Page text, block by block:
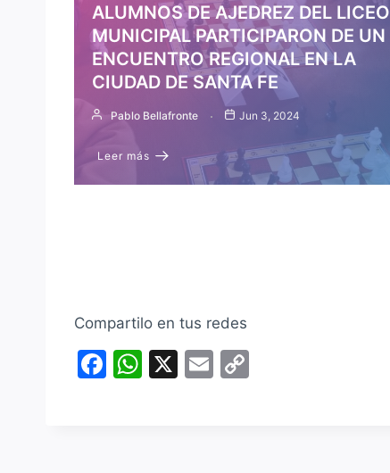
ALUMNOS DE AJEDREZ DEL LICEO
MUNICIPAL PARTICIPARON DE UN
ENCUENTRO REGIONAL EN LA
CIUDAD DE SANTA FE
Pablo Bellafronte Jun 3, 2024
Leer más
Compartilo en tus redes
F
W X
E